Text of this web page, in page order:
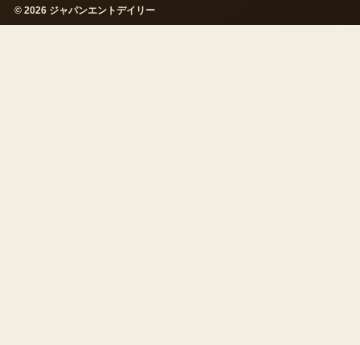
© 2026 ジャパンエントデイリー